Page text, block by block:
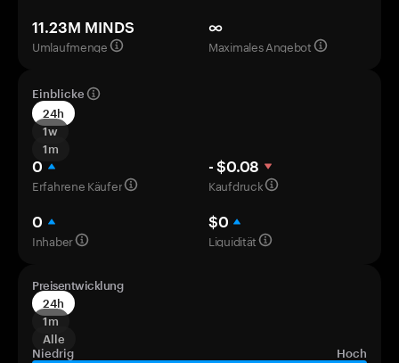
11.23M MINDS
Umlaufmenge
∞
Maximales Angebot
Einblicke
24h
1w
1m
0
Erfahrene Käufer
- $0.08
Kaufdruck
0
Inhaber
$0
Liquidität
Preisentwicklung
24h
1m
Alle
Niedrig
Hoch